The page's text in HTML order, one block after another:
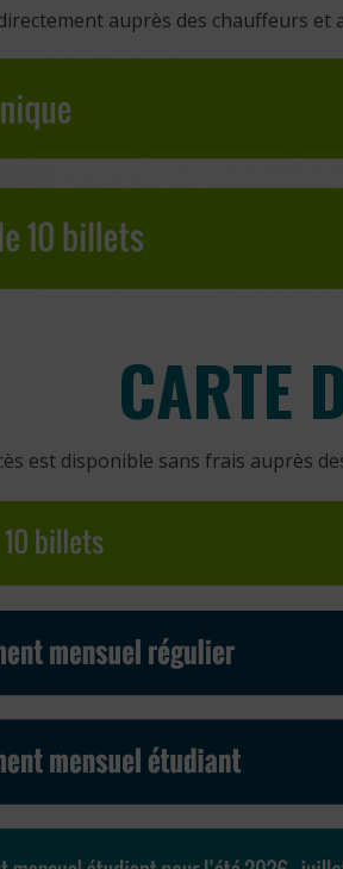
auprès des chauffeurs et
CARTE
est disponible sans frais auprès